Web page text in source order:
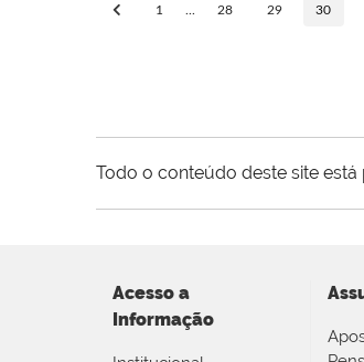
1 28 29 30
Todo o conteúdo deste site
Acesso a
Informação